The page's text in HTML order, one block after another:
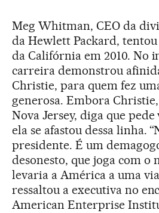
Meg Whitman, CEO da
da Hewlett Packard,
da Califórnia em 2010. No
carreira demonstrou
Christie, para quem fez
generosa. Embora
Nova Jersey, diga que
ela se afastou dessa linha.
presidente. É um
desonesto, que joga com o
levaria a América a uma
ressaltou a executiva no
American Enterprise